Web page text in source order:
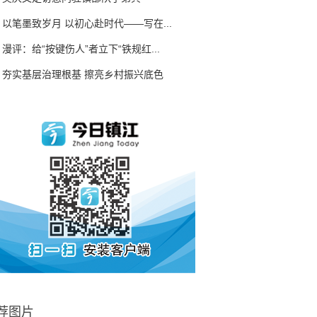
以笔墨致岁月 以初心赴时代——写在...
漫评：给“按键伤人”者立下“铁规红...
夯实基层治理根基 擦亮乡村振兴底色
图片